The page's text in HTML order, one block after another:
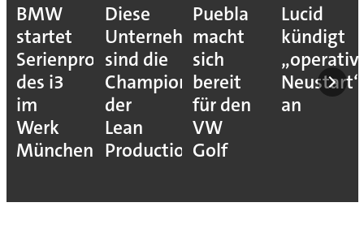
BMW
startet
Serienproduktion
des i3
im
Werk
München
Diese
Unternehmen
sind die
Champions
der
Lean
Production
Puebla
macht
sich
bereit
für den
VW
Golf
Lucid
kündigt
Neustart“
an